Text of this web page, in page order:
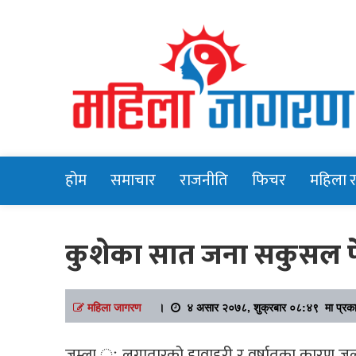
होम समाचार राजनीति फिचर महिला
कुशेका सात जना सकुसल
महिला जागरण। ४ असार २०७८, शुक्रबार ०८:४९ मा